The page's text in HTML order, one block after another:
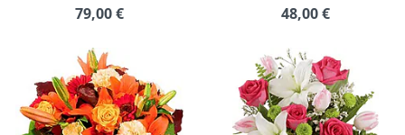
79,00€
48,00€